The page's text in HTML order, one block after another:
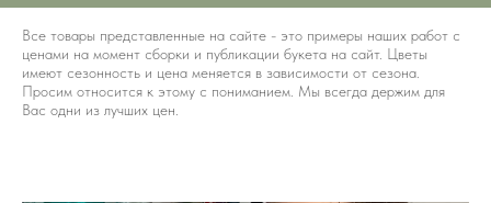
Все товары представленные на сайте - это примеры наших работ с
ценами на момент сборки и публикации букета на сайт. Цветы
имеют сезонность и цена меняется в зависимости от сезона.
Просим относится к этому с пониманием. Мы всегда держим для
Вас одни из лучших цен.